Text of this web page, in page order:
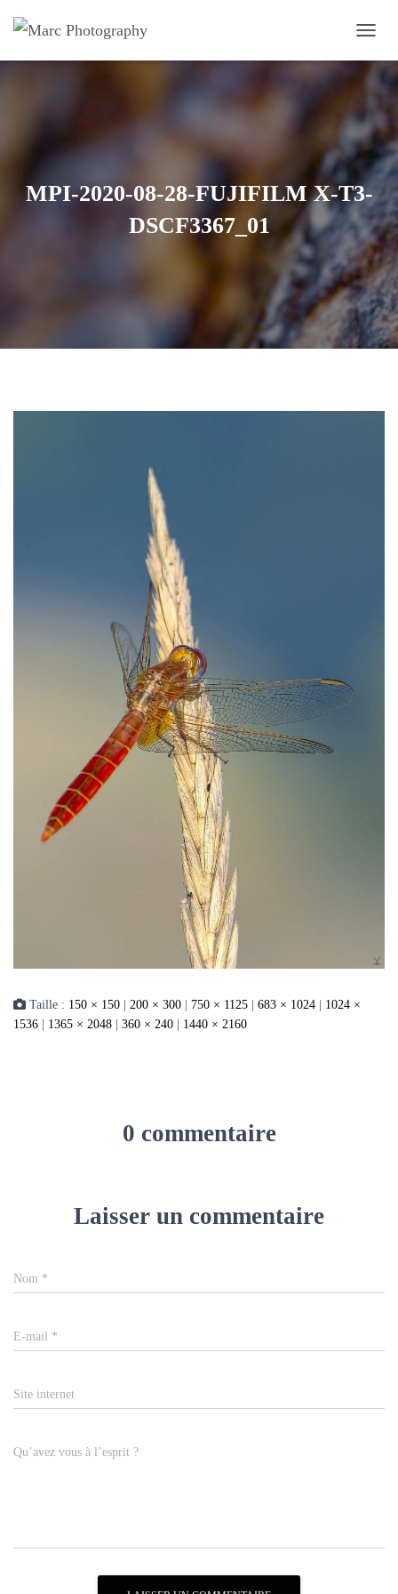
MPI-2020-08-28-FUJIFILM X-T3-
DSCF3367_01
Taille : 150 × 150 200 × 300 750 × 1125 683 × 1024
1024 ×
1536
1365 × 2048 360 × 240 1440 × 2160
0 commentaire
Laisser un commentaire
Nom *
E-mail *
Site internet
Qu’avez vous à l’esprit ?